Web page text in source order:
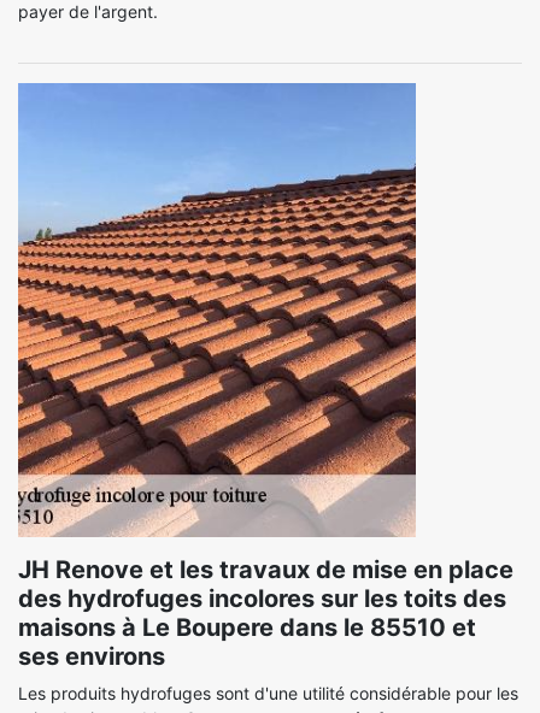
payer de l'argent.
JH Renove et les travaux de mise en place
des hydrofuges incolores sur les toits des
maisons à Le Boupere dans le 85510 et
ses environs
Les produits hydrofuges sont d'une utilité considérable pour les